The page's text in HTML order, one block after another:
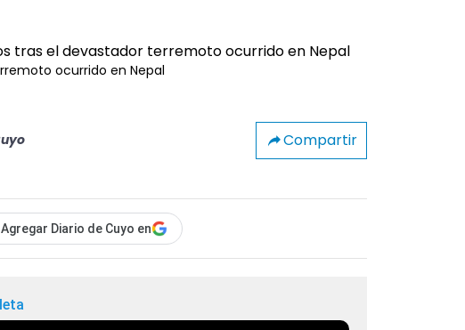
ocurrido en Nepal
Compartir
Agregar Diario de Cuyo en